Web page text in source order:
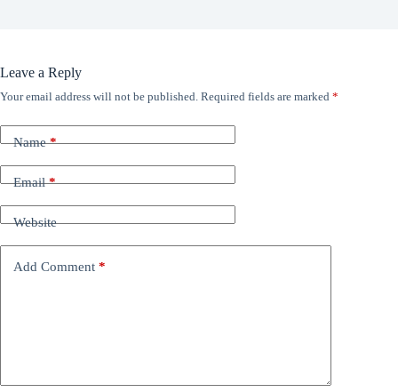
Leave a Reply
Your email address will not be published. Required fields are marked *
Name*
Email*
Website
Add Comment *